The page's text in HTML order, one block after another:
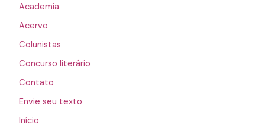
Academia
Acervo
Colunistas
Concurso literário
Contato
Envie seu texto
Início